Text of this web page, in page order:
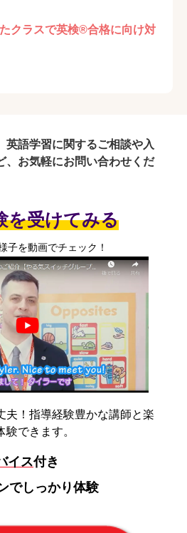
クラスで英検®合格に向け対
英語学習に関するご相談や入
、お気軽にお問い合わせくだ
を受けてみる
子を動画でチェック！
夫！指導経験豊かな講師と楽
験できます。
イス付き
でしっかり体験